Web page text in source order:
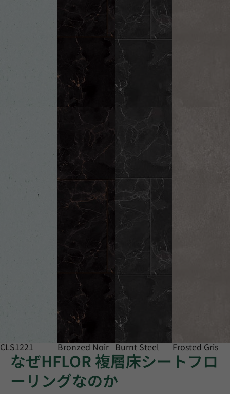
CLS1221 Bronzed Noir Burnt Steel Frosted Gris
なぜHFLOR 複層床シートフロ
ーリングなのか